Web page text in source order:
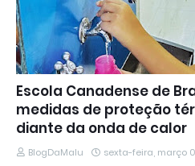
Escola Canadense de
medidas de proteção
diante da onda de calor
BlogDaMalu sexta-feira, março